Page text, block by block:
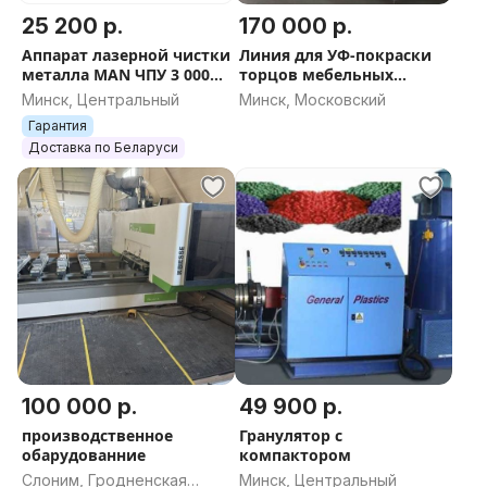
Где посмотреть: Гродно, самовывоз.
В Минске есть все комплектующие в наличие и
компания которая обслуживает это всё.
25 200 р.
Аппарат лазерной чистки
металла MAN ЧПУ 3 000
вт
Минск, Центральный
Гарантия
Доставка по Беларуси
170 000 р.
Линия для УФ-покраски
торцов мебельных
фасадов
Минск, Московский
100 000 р.
производственное
обарудованние
Слоним, Гродненская
49 900 р.
Гранулятор с
компактором
Минск, Центральный